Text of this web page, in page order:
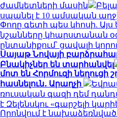
ժամկետների մասին
սպանել է 10 ամսական
Փողը գետի պես կհոսի.
նշանները կհարստանան
ընտանիքում՝ ցավալի
Սայաթ Նովայի
Բնակիչներ են տարհանվել
մոտ են Հորմուզի նեղուցի
հասնելուն․ Արաղչի
ռուսական գազի դեմ
է Զելենսկու «գարշելի
Որոնվում է